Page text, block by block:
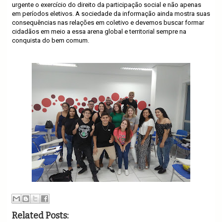
urgente o exercício do direito da participação social e não apenas
em períodos eletivos. A sociedade da informação ainda mostra suas
consequências nas relações em coletivo e devemos buscar formar
cidadãos em meio a essa arena global e territorial sempre na
conquista do bem comum.
Related Posts: